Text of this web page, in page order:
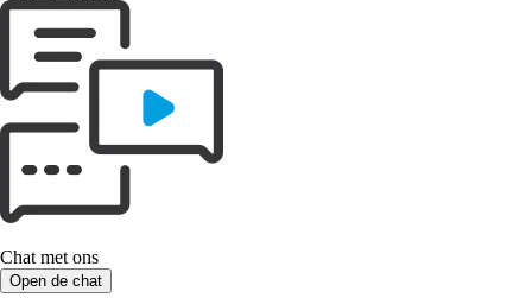
Chat met ons
Open de chat